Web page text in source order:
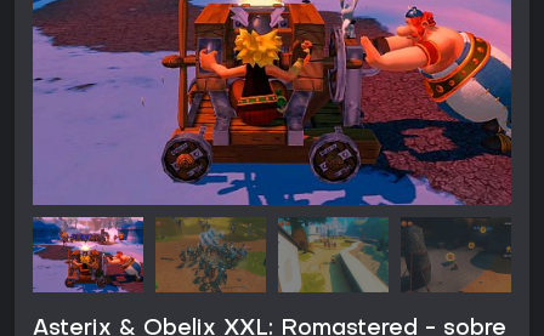
Asterix & Obelix XXL: Romastered - sobre